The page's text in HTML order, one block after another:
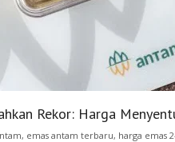
Rekor: Harga
, emas antam terbaru, harga emas